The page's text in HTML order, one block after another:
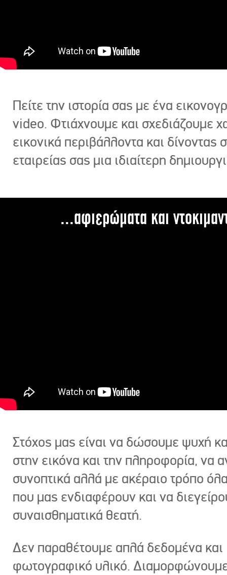
Πείτε την ιστορία σας με ένα
video. Φτιάχνουμε και σχεδιάζουμε
εικονικά περιβάλλοντα και δίνοντας
εταιρείας σας μια ιδιαίτερη
...αφιερώματα και
Στόχος μας είναι να δώσουμε ψυχή
στην εικόνα και την πληροφορία, να
συνοπτικά αλλά με ακέραιο τρόπο
που μας ενδιαφέρουν και να
συναισθηματικά θεατή.
Δεν παραθέτουμε απλά δεδομένα και
φωτογραφικό υλικό.